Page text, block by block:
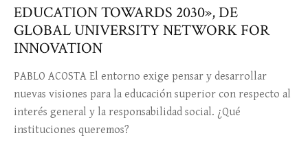
EDUCATION TOWARDS 2030», DE
GLOBAL UNIVERSITY NETWORK FOR
INNOVATION
PABLO ACOSTA El entorno exige pensar y desarrollar
nuevas visiones para la educación superior con respecto al
interés general y la responsabilidad social. ¿Qué
instituciones queremos?